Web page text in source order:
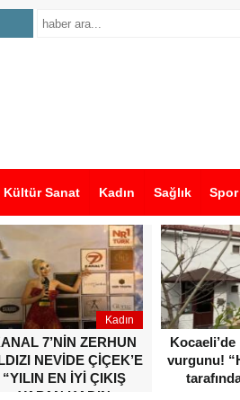
Kültür Sanat Kadın Sağlık Spor
Kadın
7’NİN ZERHUN
NEVİDE ÇİÇEK’E
“YILIN EN İYİ ÇIKIŞ
YAPAN KADIN
Kocaeli’de
vurgunu!